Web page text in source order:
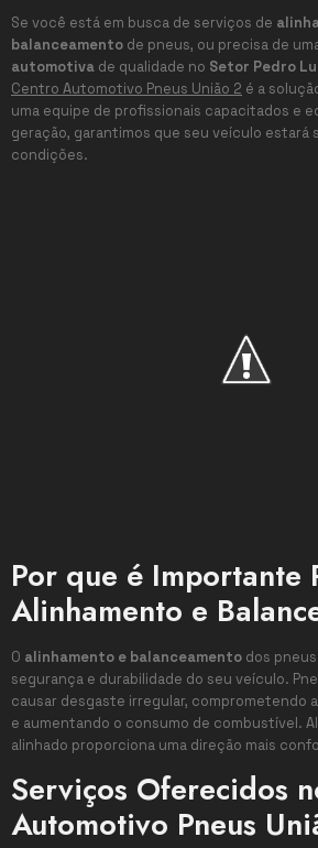
Se você está em busca de serviços de
balanceamento de pneus, ou precisa de
automotiva de qualidade no Setor Pedro
Centro Automotivo Pneus União 2 é a
uma equipe de profissionais capacitados e
geração, garantimos que seu veículo estará
condições.
Por que é Importante
Alinhamento e
O alinhamento e balanceamento dos
segurança e durabilidade do seu veículo.
causar desgaste irregular, comprometendo
e aumentando o consumo de combustível.
alinhado proporciona uma direção mais
Serviços Oferecidos
Automotivo Pneus